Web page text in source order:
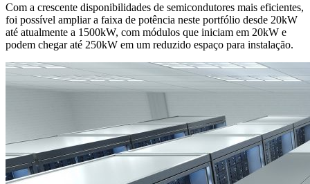
Com a crescente disponibilidades de semicondutores mais eficientes,
foi possível ampliar a faixa de potência neste portfólio desde 20kW
até atualmente a 1500kW, com módulos que iniciam em 20kW e
podem chegar até 250kW em um reduzido espaço para instalação.